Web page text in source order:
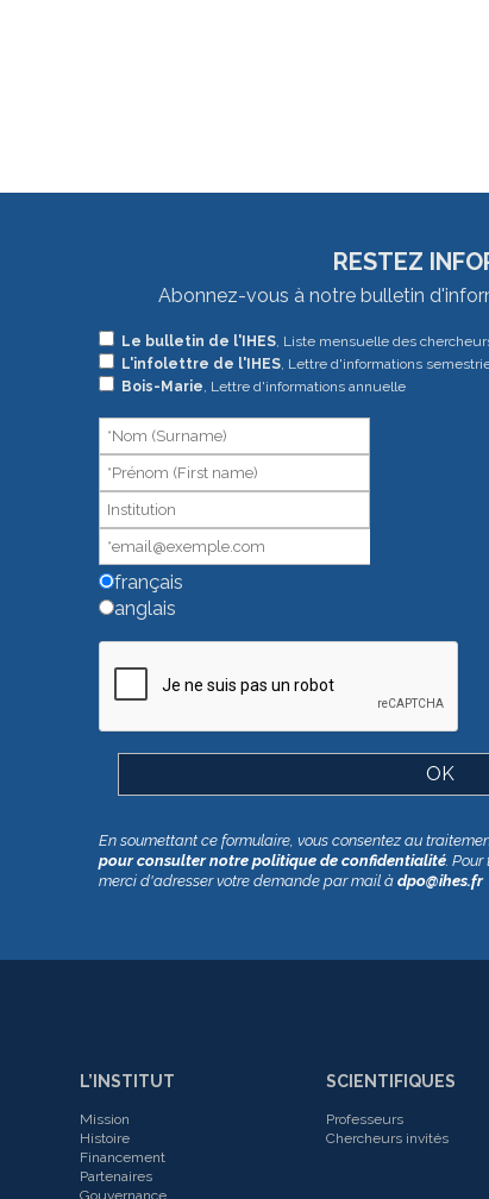
RESTEZ
Abonnez-vous à notre bulletin
Le bulletin de l'IHES , Liste mensuelle des
L'infolettre de l'IHES, Lettre d'informations
Bois-Marie, Lettre d'informations annuelle
français
anglais
Si
vous
êtes
un
humain,
ne
remplissez
pas
ce
champ.
En soumettant ce formulaire, vous consentez au
pour consulter notre politique de confidentialité .
merci d'adresser votre demande par mail àdpo@ihes.fr
L’INSTITUT
Mission
Histoire
Financement
Partenaires
Gouvernance
SCIENTIFIQUES
Professeurs
Chercheurs invités